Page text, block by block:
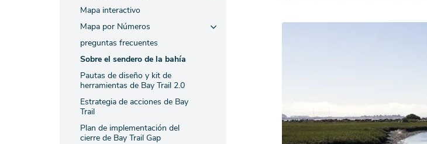
Mapa interactivo
Mapa por Números
preguntas frecuentes
Sobre el sendero de la bahía
Pautas de diseño y kit de
herramientas de Bay Trail 2.0
Estrategia de acciones de Bay
Trail
Plan de implementación del
cierre de Bay Trail Gap